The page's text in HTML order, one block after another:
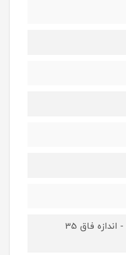
(اندازه عرض کمر 34 سانت - اندازه فاق 35